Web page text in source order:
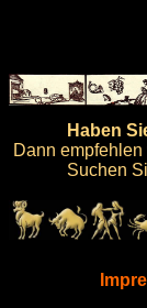
Haben
Dann
Suchen